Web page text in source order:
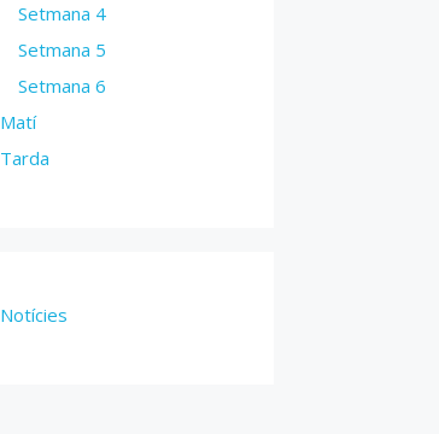
Setmana 4
Setmana 5
Setmana 6
Matí
Tarda
Notícies